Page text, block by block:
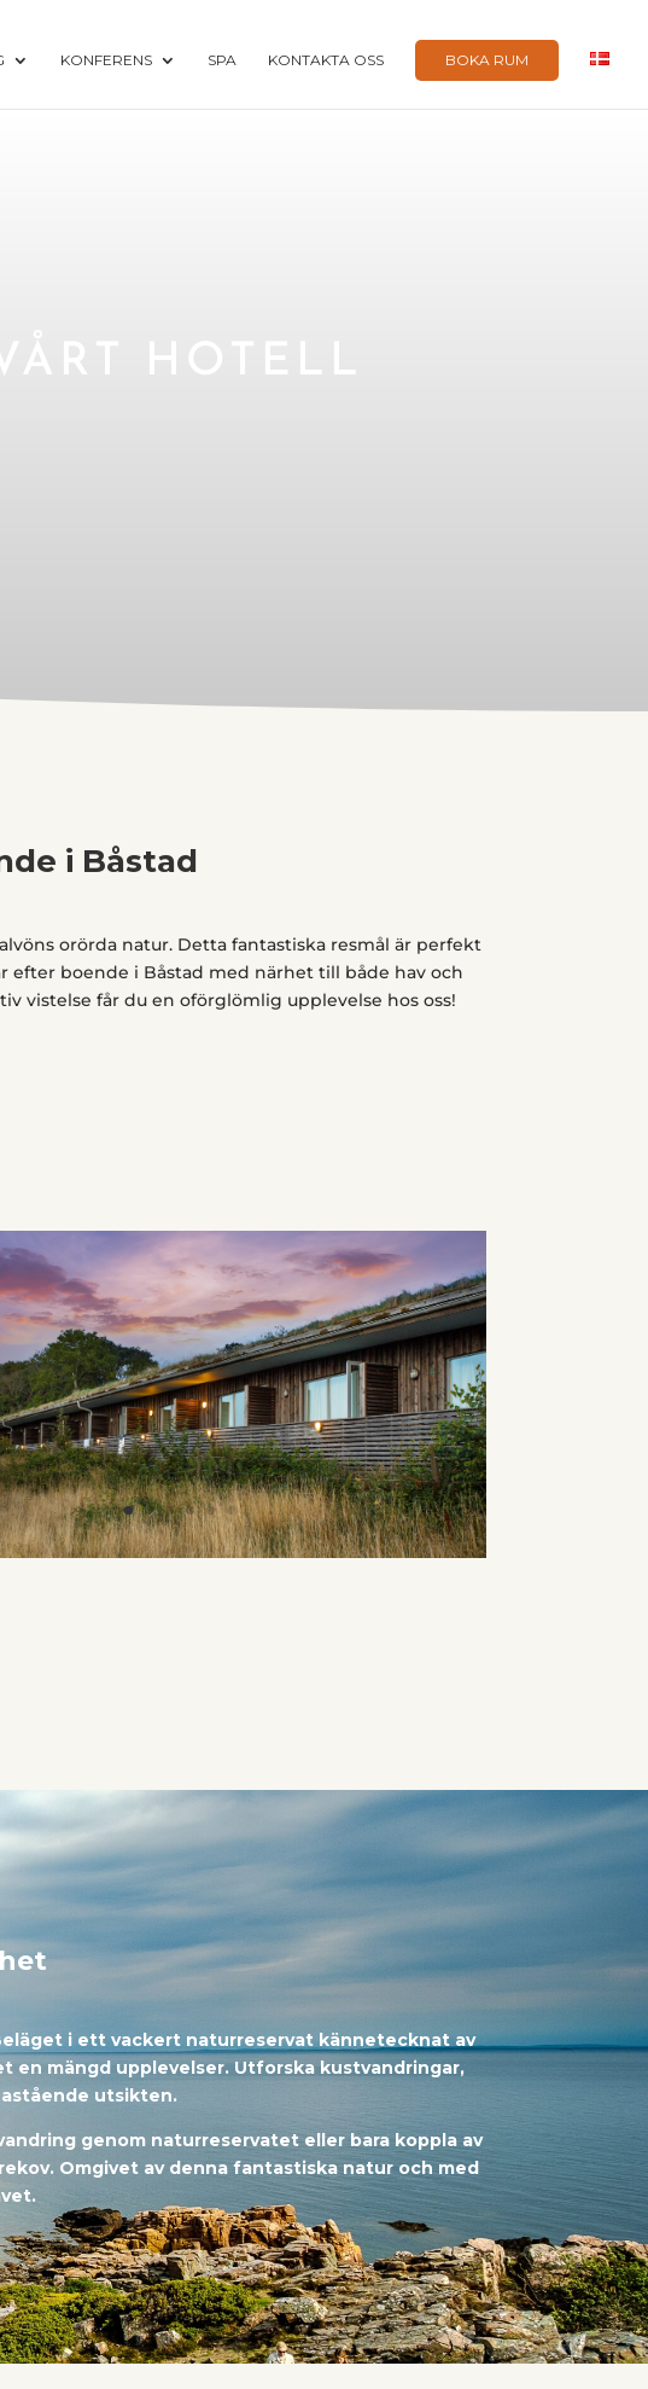
KONFERENS SPA KONTAKTA OSS BOKA RUM
HOTELL
i Båstad
orörda natur. Detta fantastiska resmål är perfekt
boende i Båstad med närhet till både hav och
vistelse får du en oförglömlig upplevelse hos oss!
i ett vackert naturreservat kännetecknat av
en mängd upplevelser. Utforska kustvandringar,
utsikten.
genom naturreservatet eller bara koppla av
Omgivet av denna fantastiska natur och med